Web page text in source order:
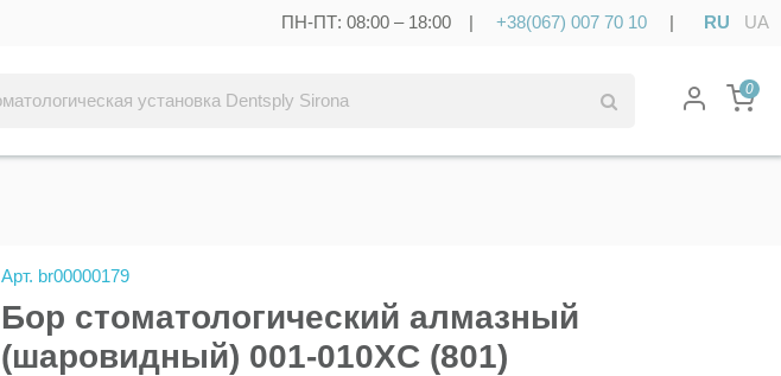
ПН-ПТ: 08:00 – 18:00 | +38(067) 007 70 10 | RU UA
0
Арт. br00000179
Бор стоматологический алмазный
(шаровидный) 001-010XC (801)